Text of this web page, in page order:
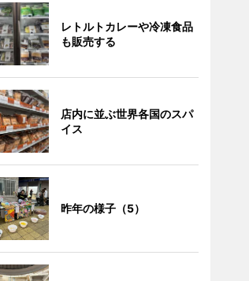
レトルトカレーや冷凍食品
も販売する
店内に並ぶ世界各国のスパ
イス
昨年の様子（5）